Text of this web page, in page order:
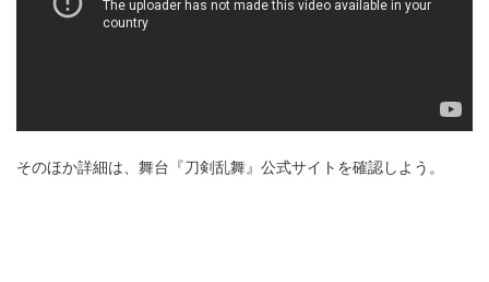
そのほか詳細は、舞台『刀剣乱舞』公式サイトを確認しよう。